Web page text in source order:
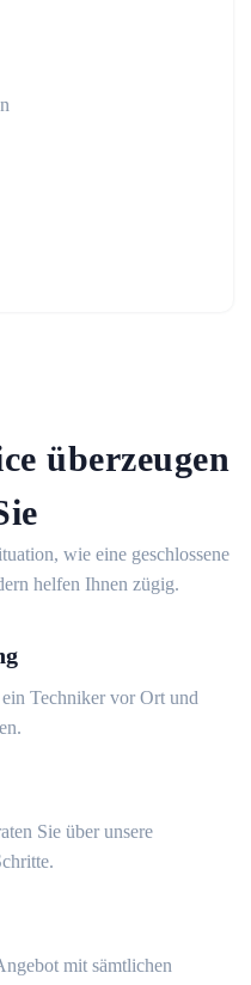
überzeugen
wie eine geschlossene
helfen Ihnen zügig.
Techniker vor Ort und
Sie über unsere
mit sämtlichen